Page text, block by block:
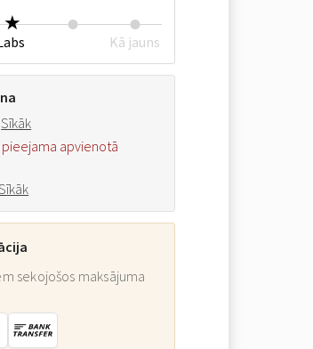
Kā jauns
Sīkāk
apvienotā
sekojošos maksājuma